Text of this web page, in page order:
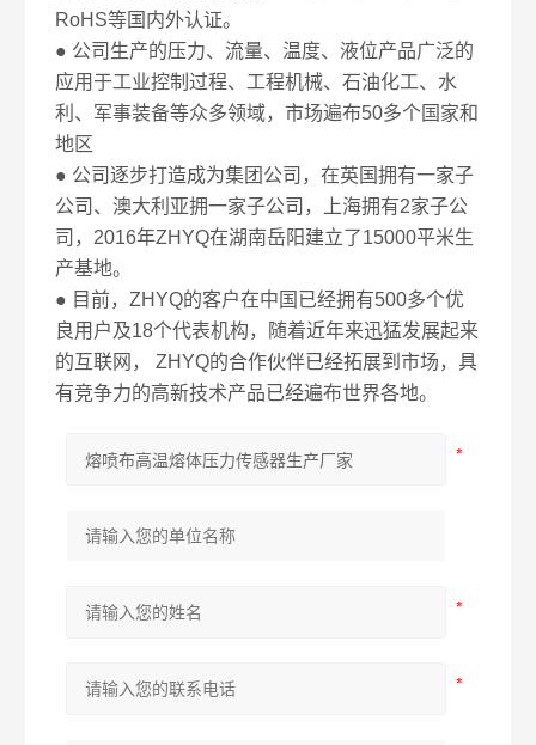
RoHS等国内外认证。
● 公司生产的压力、流量、温度、液位产品广泛的
应用于工业控制过程、工程机械、石油化工、水
利、军事装备等众多领域，市场遍布50多个国家和
地区
● 公司逐步打造成为集团公司，在英国拥有一家子
公司、澳大利亚拥一家子公司，上海拥有2家子公
司，2016年ZHYQ在湖南岳阳建立了15000平米生
产基地。
● 目前，ZHYQ的客户在中国已经拥有500多个优
良用户及18个代表机构，随着近年来迅猛发展起来
的互联网， ZHYQ的合作伙伴已经拓展到市场，具
有竞争力的高新技术产品已经遍布世界各地。